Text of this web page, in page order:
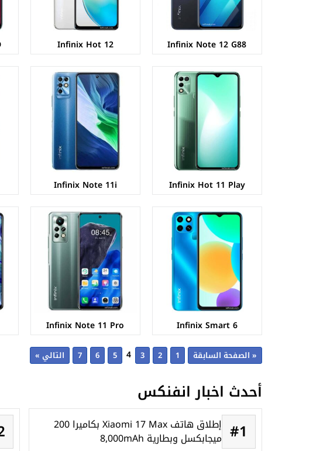
Infinix Note 12 G88
Infinix Hot 12
Infinix Hot 11 Play
البطارية:6000 ملي امبير
عرض المواصفات ←
Infinix Note 11i
البطارية:5000 ملي أمبير - 18 واط
عرض المواصفات ←
Infinix Smart 6
الكاميرات:خلفية 8+0.8 م.ب/ امامية 5 م.ب.
الذاكرة+الرام:
نظام التشغيل:Android 11 (Go edition)
البطارية:5000 ملي امبير
عرض المواصفات ←
Infinix Note 11 Pro
الشاشة:IPS LCD بحجم 6.95 بوصة بدقة FHD+
المعالج:Mediatek Helio G96
الكاميرات:خلفية 64+13+2 م.ب/ امامية 16 م.ب.
الذاكرة+الرام:
نظام التشغيل:
البطارية:5000 ملي أمبير - 33 واط
عرض المواصفات ←
« الصفحة السابقة 1
2
3
4
5
6
7 التالي »
أحدث اخبار انفنكس
#1
إطلاق هاتف Xiaomi 17 Max بكاميرا 200
ميجابكسل وبطارية 8,000mAh